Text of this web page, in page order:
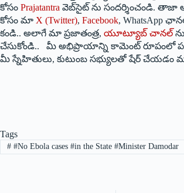
కోసం Prajatantra వెబ్‌సైట్ ను సందర్శించండి. తాజా
కోసం మా X (Twitter), Facebook, WhatsApp
కండి.. అలాగే మా ప్రజాతంత్ర, యూట్యూబ్ చానల్
చేసుకోండి.. మీ అభిప్రాయాన్ని కామెంట్ రూపంలో
మీ స్నేహితులు, కుటుంబ సభ్యులతో షేర్ చేయడం
Tags
##No Ebola cases #in the State #Minister Damodar